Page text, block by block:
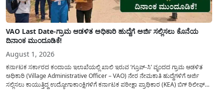
VAO Last Date-ಗ್ರಾಮ ಆಡಳಿತ ಅಧಿಕಾರಿ ಹುದ್ದೆಗೆ ಅರ್ಜಿ ಸಲ್ಲಿಸಲು ಕೊನೆಯ
ದಿನಾಂಕ ಮುಂದೂಡಿಕೆ!
August 1, 2026
ಕರ್ನಾಟಕ ಸರ್ಕಾರದ ಕಂದಾಯ ಇಲಾಖೆಯಲ್ಲಿ ಖಾಲಿ ಇರುವ ‘ಗ್ರೂಪ್-ಸಿ’ ವೃಂದದ ಗ್ರಾಮ ಆಡಳಿತ
ಅಧಿಕಾರಿ (Village Administrative Officer – VAO) ನೇರ ನೇಮಕಾತಿ ಹುದ್ದೆಗಳಿಗೆ ಅರ್ಜಿ
ಸಲ್ಲಿಸಲು ಕಾಯುತ್ತಿದ್ದ ಉದ್ಯೋಗಾಕಾಂಕ್ಷಿಗಳಿಗೆ ಕರ್ನಾಟಕ ಪರೀಕ್ಷಾ ಪ್ರಾಧಿಕಾರ (KEA) ಬಿಗ್ ರಿಲೀಫ್